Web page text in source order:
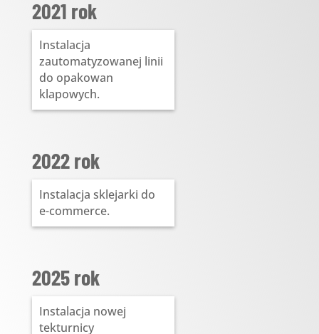
2021 rok
Instalacja
zautomatyzowanej linii
do opakowan
klapowych.
2022 rok
Instalacja sklejarki do
e-commerce.
2025 rok
Instalacja nowej
tekturnicy